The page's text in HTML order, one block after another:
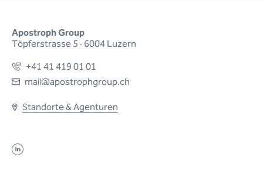
Apostroph Group
Töpferstrasse 5 · 6004 Luzern
+41 41 419 01 01
mail@apostrophgroup.ch
Standorte & Agenturen